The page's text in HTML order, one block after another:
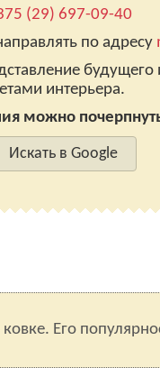
(29) 697-09-40
по адресу
интерьера.
можно почерпнуть
Искать в Google
Его